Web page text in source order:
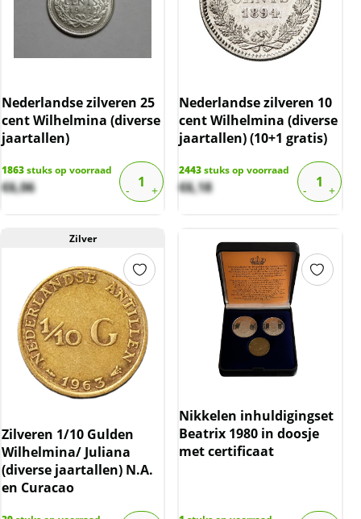
Nederlandse zilveren 25
cent Wilhelmina (diverse
jaartallen)
1863stuks op voorraad
€6,06
Nederlandse zilveren 10
cent Wilhelmina (diverse
jaartallen) (10+1 gratis)
2443stuks op voorraad
€6,18
Zilver
Zilveren 1/10 Gulden
Wilhelmina/ Juliana
(diverse jaartallen) N.A.
en Curacao
Nikkelen inhuldigingset
Beatrix 1980 in doosje
met certificaat